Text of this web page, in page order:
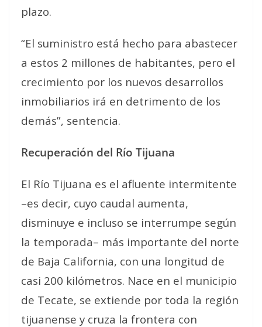
plazo.
“El suministro está hecho para abastecer
a estos 2 millones de habitantes, pero el
crecimiento por los nuevos desarrollos
inmobiliarios irá en detrimento de los
demás”, sentencia.
Recuperación del Río Tijuana
El Río Tijuana es el afluente intermitente
–es decir, cuyo caudal aumenta,
disminuye e incluso se interrumpe según
la temporada– más importante del norte
de Baja California, con una longitud de
casi 200 kilómetros. Nace en el municipio
de Tecate, se extiende por toda la región
tijuanense y cruza la frontera con